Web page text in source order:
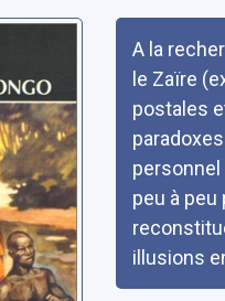
A la
le Zaïre
postales
peu à
illusions